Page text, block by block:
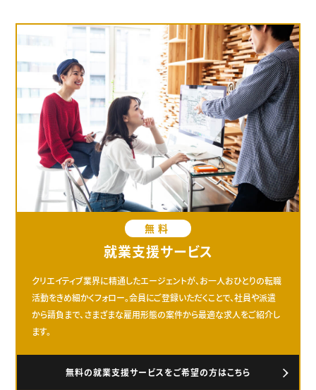
無料
就業支援サービス
クリエイティブ業界に精通したエージェントが、お一人おひとりの転職
活動をきめ細かくフォロー。会員にご登録いただくことで、社員や派遣
から請負まで、さまざまな雇用形態の案件から最適な求人をご紹介し
ます。
無料の就業支援サービスをご希望の方はこちら